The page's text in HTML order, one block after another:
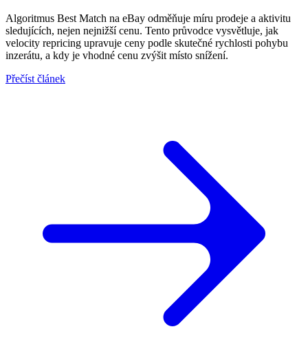
Algoritmus Best Match na eBay odměňuje míru prodeje a aktivitu
sledujících, nejen nejnižší cenu. Tento průvodce vysvětluje, jak
velocity repricing upravuje ceny podle skutečné rychlosti pohybu
inzerátu, a kdy je vhodné cenu zvýšit místo snížení.
Přečíst článek